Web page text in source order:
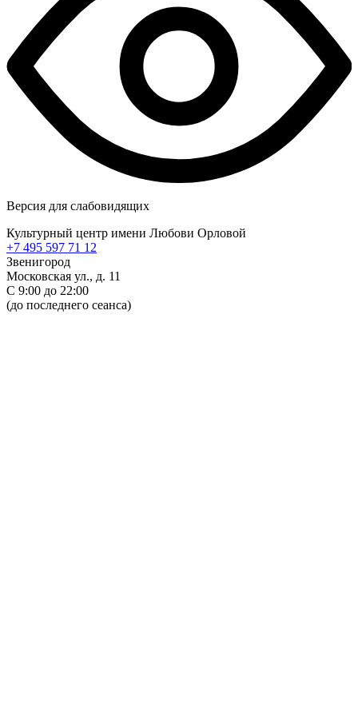
Версия для слабовидящих
Культурный центр имени Любови Орловой
+7 495 597 71 12
Звенигород
Московская ул., д. 11
С 9:00 до 22:00
(до последнего сеанса)